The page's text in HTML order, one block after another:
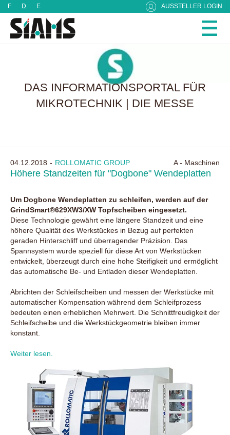
F D E AUSSTELLER LOGIN
DAS INFORMATIONSPORTAL FÜR
MIKROTECHNIK | DIE MESSE
04.12.2018 ROLLOMATIC GROUP A - Maschinen
Höhere Standzeiten für "Dogbone" Wendeplatten
Um Dogbone Wendeplatten zu schleifen, werden auf der
GrindSmart®629XW3/XW Topfscheiben eingesetzt.
Diese Technologie gewährt eine längere Standzeit und eine
höhere Qualität des Werkstückes in Bezug auf perfekten
geraden Hinterschliff und überragender Präzision. Das
Spannsystem wurde speziell für diese Art von Werkstücken
entwickelt, überzeugt durch eine hohe Steifigkeit und ermöglicht
das automatische Be- und Entladen dieser Wendeplatten.
Abrichten der Schleifscheiben und messen der Werkstücke mit
automatischer Kompensation während dem Schleifprozess
bedeuten einen erheblichen Mehrwert. Die Schnittfreudigkeit der
Schleifscheibe und die Werkstückgeometrie bleiben immer
konstant.
Weiter lesen.
Cookie-Einstellungen